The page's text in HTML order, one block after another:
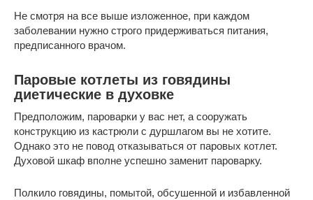
Не смотря на все выше изложенное, при каждом
заболевании нужно строго придерживаться питания,
предписанного врачом.
Паровые котлеты из говядины
диетические в духовке
Предположим, пароварки у вас нет, а сооружать
конструкцию из кастрюли с дуршлагом вы не хотите.
Однако это не повод отказываться от паровых котлет.
Духовой шкаф вполне успешно заменит пароварку.
Полкило говядины, помытой, обсушенной и избавленной